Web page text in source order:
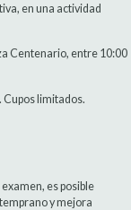
en una actividad
Centenario, entre 10:00
limitados.
es posible
y mejora